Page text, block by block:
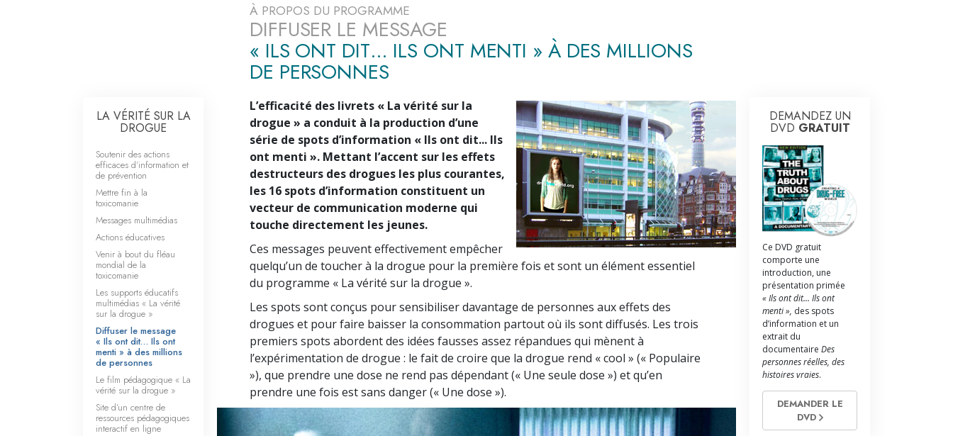
À PROPOS DU PROGRAMME
DIFFUSER LE MESSAGE
« ILS ONT DIT… ILS ONT MENTI » À DES MILLIONS
DE PERSONNES
L’efficacité des livrets « La vérité sur la
drogue » a conduit à la production d’une
série de spots d’information « Ils ont dit... Ils
ont menti ». Mettant l’accent sur les effets
destructeurs des drogues les plus courantes,
les 16 spots d’information constituent un
vecteur de communication moderne qui
touche directement les jeunes.
Ces messages peuvent effectivement empêcher
quelqu’un de toucher à la drogue pour la première fois et sont un élément essentiel
du programme « La vérité sur la drogue ».
Les spots sont conçus pour sensibiliser davantage de personnes aux effets des
drogues et pour faire baisser la consommation partout où ils sont diffusés. Les trois
premiers spots abordent des idées fausses assez répandues qui mènent à
l’expérimentation de drogue : le fait de croire que la drogue rend « cool » (« Populaire
»), que prendre une dose ne rend pas dépendant (« Une seule dose ») et qu’en
prendre une fois est sans danger (« Une dose »).
LA VÉRITÉ SUR LA
DROGUE
Soutenir des actions
efficaces d’information et
de prévention
Mettre fin à la
toxicomanie
Messages multimédias
Actions éducatives
Venir à bout du fléau
mondial de la
toxicomanie
Les supports éducatifs
multimédias « La vérité
sur la drogue »
Diffuser le message
« Ils ont dit… Ils ont
menti » à des millions
de personnes
Le film pédagogique « La
vérité sur la drogue »
Site d’un centre de
ressources pédagogiques
interactif en ligne
DEMANDEZ UN
DVD GRATUIT
Ce DVD gratuit
comporte une
introduction, une
présentation primée
« Ils ont dit... Ils ont
menti », des spots
d’information et un
extrait du
documentaire Des
personnes réelles, des
histoires vraies.
DEMANDER LE
DVD